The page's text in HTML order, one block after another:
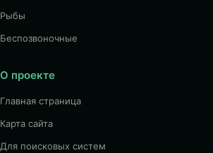
Рыбы
Беспозвоночные
О проекте
Главная страница
Карта сайта
Для поисковых систем